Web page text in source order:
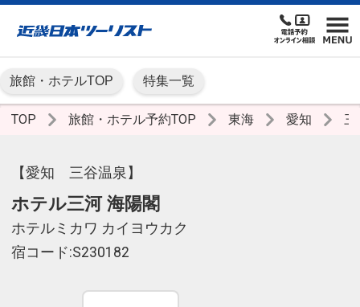
旅館・ホテルTOP 特集一覧
TOP 旅館・ホテル予約TOP 東海 愛知 三
【愛知 三谷温泉】
ホテル三河 海陽閣
ホテルミカワ カイヨウカク
宿コード:S230182